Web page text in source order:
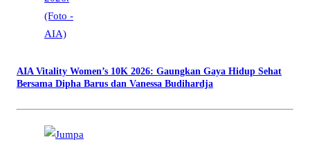
AIA Vitality Women’s 10K 2026: Gaungkan Gaya Hidup Sehat
Bersama Dipha Barus dan Vanessa Budihardja